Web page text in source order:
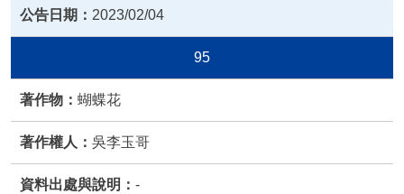
2023/02/04
95
蝴蝶花
吳李玉哥
-